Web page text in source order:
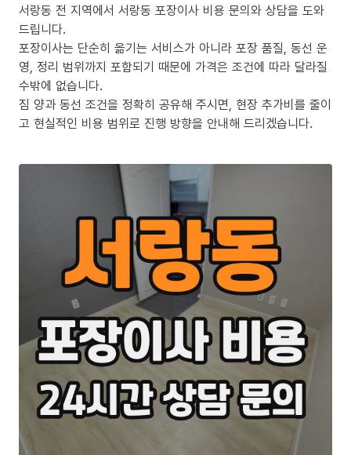
서랑동 전 지역에서 서랑동 포장이사 비용 문의와 상담을 도와
드립니다.
포장이사는 단순히 옮기는 서비스가 아니라 포장 품질, 동선 운
영, 정리 범위까지 포함되기 때문에 가격은 조건에 따라 달라질
수밖에 없습니다.
짐 양과 동선 조건을 정확히 공유해 주시면, 현장 추가비를 줄이
고 현실적인 비용 범위로 진행 방향을 안내해 드리겠습니다.